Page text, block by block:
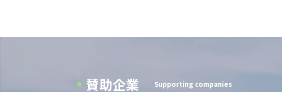
賛助企業 Supporting companies